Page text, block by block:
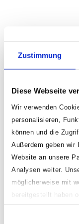
Zustimmung
Diese Webseite
Wir verwenden
personalisieren,
können und die
Außerdem geben wir
Website an unsere
Analysen weiter.
möglicherweise mit
bereitgestellt haben
Dienste gesammelt
Indem Sie